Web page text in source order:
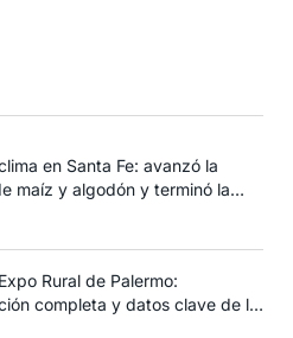
en Santa Fe: avanzó la
maíz y algodón y terminó la
Rural de Palermo:
completa y datos clave de la